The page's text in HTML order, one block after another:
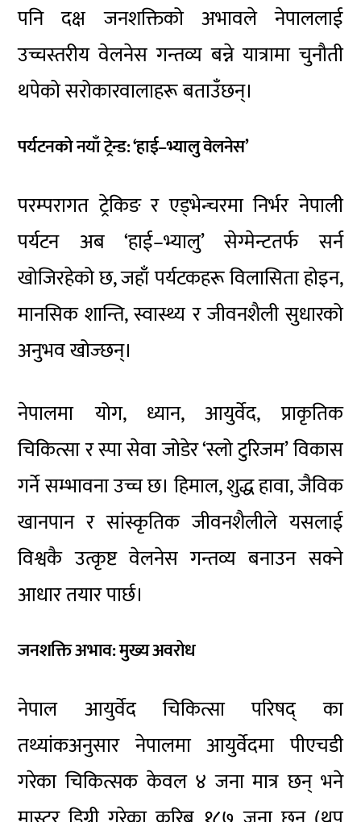
पनि दक्ष जनशक्तिको अभावले नेपाललाई
उच्चस्तरीय वेलनेस गन्तव्य बन्ने यात्रामा चुनौती
थपेको सरोकारवालाहरू बताउँछन्।
पर्यटनको नयाँ ट्रेन्ड: ‘हाई–भ्यालु वेलनेस’
परम्परागत ट्रेकिङ र एड्भेन्चरमा निर्भर नेपाली
पर्यटन अब ‘हाई–भ्यालु’ सेग्मेन्टतर्फ सर्न
खोजिरहेको छ, जहाँ पर्यटकहरू विलासिता होइन,
मानसिक शान्ति, स्वास्थ्य र जीवनशैली सुधारको
अनुभव खोज्छन्।
नेपालमा योग, ध्यान, आयुर्वेद, प्राकृतिक
चिकित्सा र स्पा सेवा जोडेर ‘स्लो टुरिजम’ विकास
गर्ने सम्भावना उच्च छ। हिमाल, शुद्ध हावा, जैविक
खानपान र सांस्कृतिक जीवनशैलीले यसलाई
विश्वकै उत्कृष्ट वेलनेस गन्तव्य बनाउन सक्ने
आधार तयार पार्छ।
जनशक्ति अभाव: मुख्य अवरोध
नेपाल आयुर्वेद चिकित्सा परिषद्का
तथ्यांकअनुसार नेपालमा आयुर्वेदमा पीएचडी
गरेका चिकित्सक केवल ४ जना मात्र छन् भने